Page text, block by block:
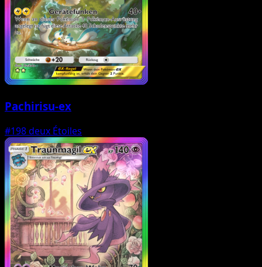
Pachirisu-ex
#198deux Étoiles